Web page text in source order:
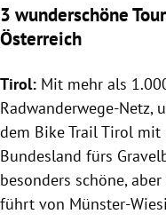
3 wunderschöne
Österreich
Tirol: Mit mehr als
Radwanderwege-Netz,
dem Bike Trail Tirol
Bundesland fürs
besonders schöne,
führt von Münster-